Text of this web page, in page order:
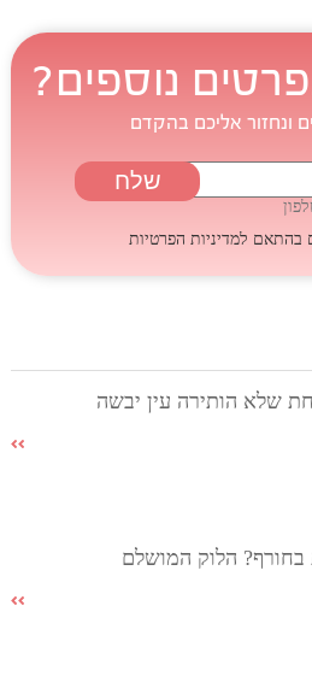
נוספים?
ונחזור אליכם בהקדם
בהתאם למדיניות הפרטיות
שלא הותירה עין יבשה
הלוק המושלם